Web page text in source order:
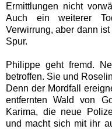
Ermittlungen nicht
Auch ein weiterer
Verwirrung, aber dann
Spur.
Philippe geht fremd.
betroffen. Sie und
Denn der Mordfall
entfernten Wald von
Karima, die neue
und macht sich mit ihr